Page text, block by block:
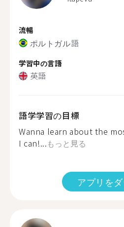
流暢
ポルトガル語
学習中の言語
英語
語学学習の目標
Wanna learn about the
I can!...もっと見る
アプリを